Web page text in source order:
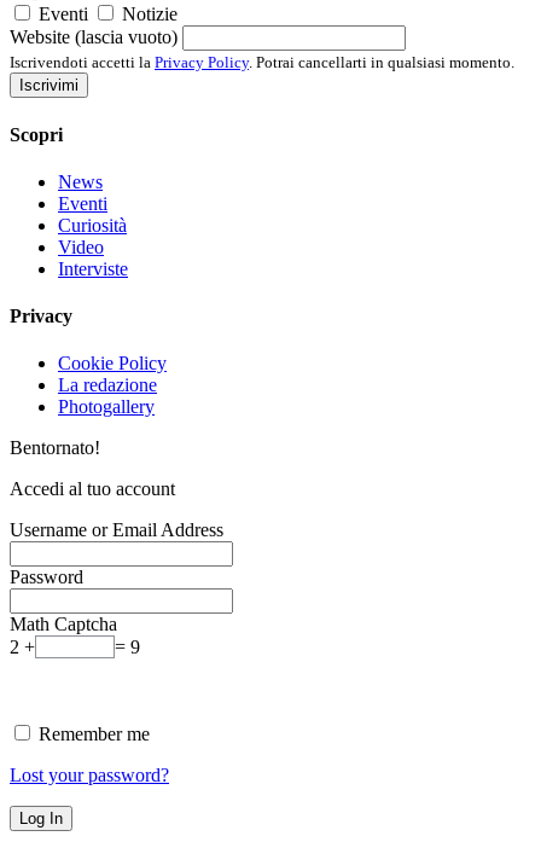
Eventi
Notizie
Website (lascia vuoto)
Iscrivendoti accetti la Privacy Policy. Potrai cancellarti in qualsiasi momento.
Iscrivimi
Scopri
News
Eventi
Curiosità
Video
Interviste
Privacy
Cookie Policy
La redazione
Photogallery
Bentornato!
Accedi al tuo account
Username or Email Address
Password
Math Captcha
2 +
= 9
Remember me
Lost your password?